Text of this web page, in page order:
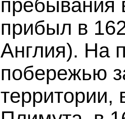
пребывания
прибыл в
Англия). На
побережью
территории,